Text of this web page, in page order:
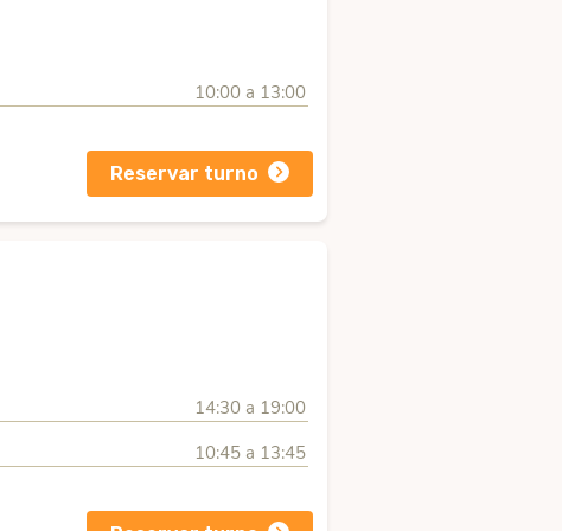
10:00 a 13:00
Reservar turno
14:30 a 19:00
10:45 a 13:45